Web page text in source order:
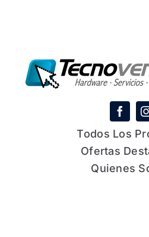
Todos Los
Ofertas
Quienes